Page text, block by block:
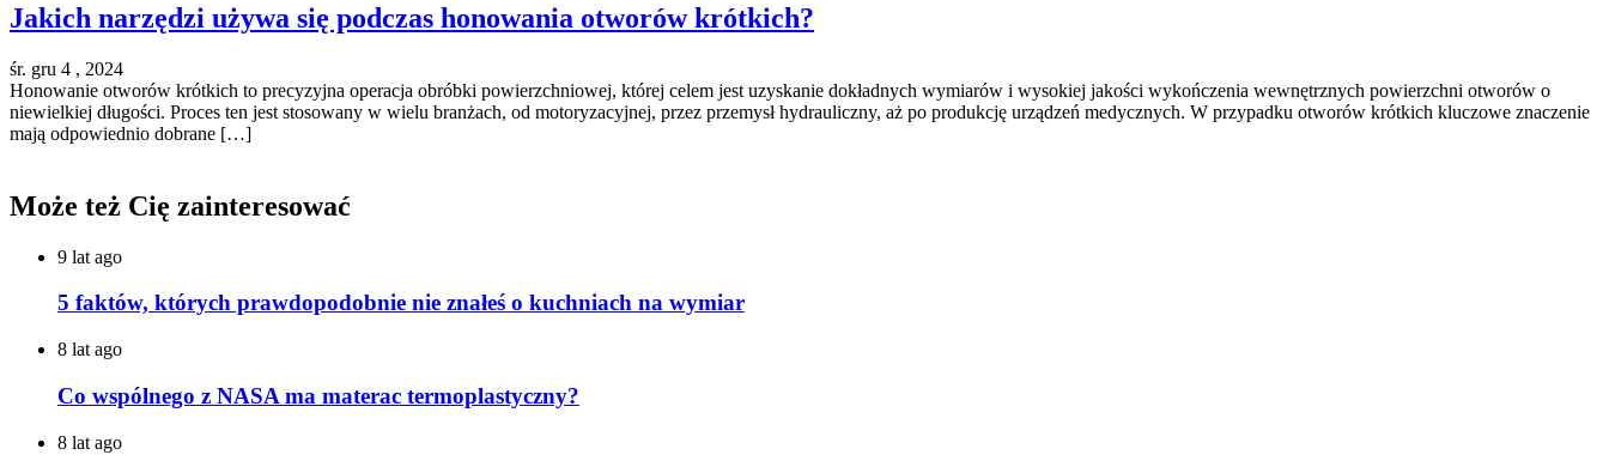
Jakich narzędzi używa się podczas honowania otworów krótkich?
śr. gru 4 , 2024
Honowanie otworów krótkich to precyzyjna operacja obróbki powierzchniowej, której celem jest uzyskanie dokładnych wymiarów i wysokiej jakości wykończenia wewnętrznych powierzchni otworów o
niewielkiej długości. Proces ten jest stosowany w wielu branżach, od motoryzacyjnej, przez przemysł hydrauliczny, aż po produkcję urządzeń medycznych. W przypadku otworów krótkich kluczowe znaczenie
mają odpowiednio dobrane […]
Może też Cię zainteresować
9 lat ago
5 faktów, których prawdopodobnie nie znałeś o kuchniach na wymiar
8 lat ago
Co wspólnego z NASA ma materac termoplastyczny?
8 lat ago